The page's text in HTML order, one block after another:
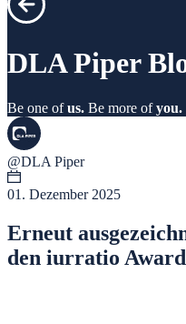
DLA Piper
Be one ofus. Be more ofyou.
@DLA Piper
01. Dezember 2025
Erneut
den iurratio